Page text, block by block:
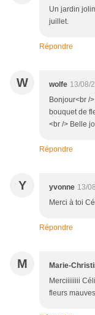
Un jardin
juillet.
Répondre
W wolfe 13/08/
Bonjour<br /
bouquet de
<br /> Belle
Répondre
Y yvonne 13/
Merci à toi
Répondre
M Marie-
Merciiiiiiii
fleurs